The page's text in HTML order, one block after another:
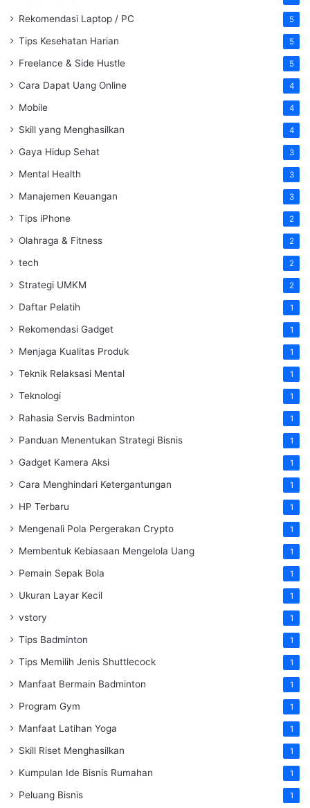
Rekomendasi Laptop / PC 5
Tips Kesehatan Harian 5
Freelance & Side Hustle 5
Cara Dapat Uang Online 4
Mobile 4
Skill yang Menghasilkan 4
Gaya Hidup Sehat 3
Mental Health 3
Manajemen Keuangan 3
Tips iPhone 2
Olahraga & Fitness 2
tech 2
Strategi UMKM 2
Daftar Pelatih 1
Rekomendasi Gadget 1
Menjaga Kualitas Produk 1
Teknik Relaksasi Mental 1
Teknologi 1
Rahasia Servis Badminton 1
Panduan Menentukan Strategi Bisnis 1
Gadget Kamera Aksi 1
Cara Menghindari Ketergantungan 1
HP Terbaru 1
Mengenali Pola Pergerakan Crypto 1
Membentuk Kebiasaan Mengelola Uang 1
Pemain Sepak Bola 1
Ukuran Layar Kecil 1
vstory 1
Tips Badminton 1
Tips Memilih Jenis Shuttlecock 1
Manfaat Bermain Badminton 1
Program Gym 1
Manfaat Latihan Yoga 1
Skill Riset Menghasilkan 1
Kumpulan Ide Bisnis Rumahan 1
Peluang Bisnis 1